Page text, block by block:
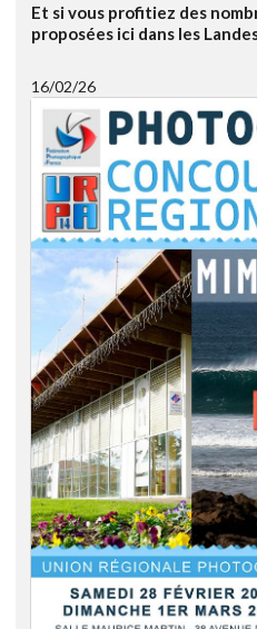
Et si vous profitiez des
proposées ici dans les
16/02/26